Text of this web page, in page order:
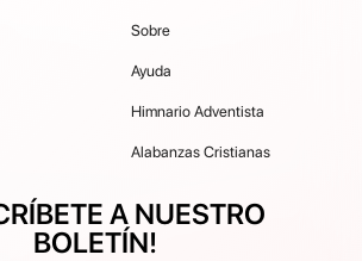
Sobre
Ayuda
Himnario Adventista
Alabanzas Cristianas
A NUESTRO
BOLETÍN!